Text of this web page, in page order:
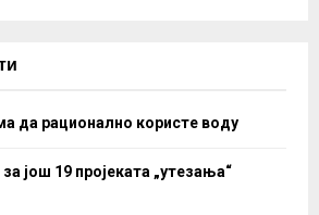
да рационално користе воду
још 19 пројеката „утезања“